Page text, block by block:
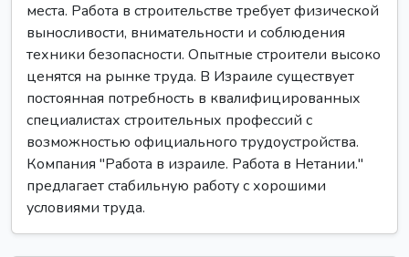
места. Работа в строительстве требует физической
выносливости, внимательности и соблюдения
техники безопасности. Опытные строители высоко
ценятся на рынке труда. В Израиле существует
постоянная потребность в квалифицированных
специалистах строительных профессий с
возможностью официального трудоустройства.
Компания "Работа в израиле. Работа в Нетании."
предлагает стабильную работу с хорошими
условиями труда.